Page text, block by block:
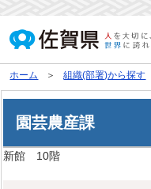
ホーム 組織(部署)から探す
園芸農産課
新館 10階